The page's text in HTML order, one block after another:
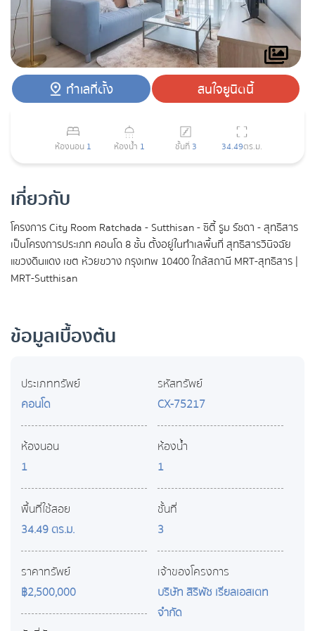
ทำเลที่ตั้ง สนใจยูนิตนี้
ห้องนอน 1 ห้องน้ำ 1 ชั้นที่ 3 34.49ตร.ม.
เกี่ยวกับ
โครงการ City Room Ratchada - Sutthisan - ซิตี้ รูม รัชดา - สุทธิสาร
เป็นโครงการประเภท คอนโด 8 ชั้น ตั้งอยู่ในทำเลพื้นที่ สุทธิสารวินิจฉัย
แขวงดินแดง เขต ห้วยขวาง กรุงเทพ 10400 ใกล้สถานี MRT-สุทธิสาร |
MRT-Sutthisan
ข้อมูลเบื้องต้น
ประเภททรัพย์
คอนโด
ห้องนอน
1
พื้นที่ใช้สอย
34.49 ตร.ม.
ราคาทรัพย์
฿2,500,000
รหัสทรัพย์
CX-75217
ห้องน้ำ
1
ชั้นที่
3
เจ้าของโครงการ
บริษัท สิริพัช เรียลเอสเตท
จำกัด